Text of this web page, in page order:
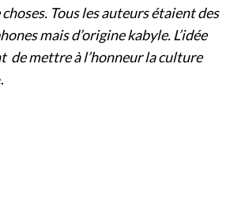
Tous les auteurs étaient des
mais d’origine kabyle. L’idée
de mettre à l’honneur la culture